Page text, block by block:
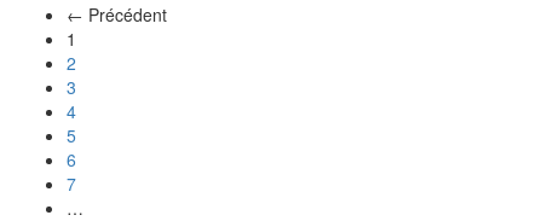
← Précédent
1
2
3
4
5
6
7
…